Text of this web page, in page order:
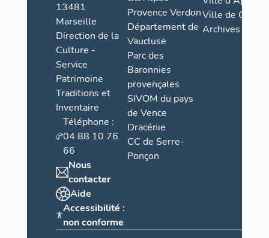
13481
Marseille
Direction de la
Culture -
Service
Patrimoine
Traditions et
Inventaire
Téléphone :
04 88 10 76
66
Nous
contacter
Aide
Accessibilité :
non conforme
Provence Verdon
Département de
Vaucluse
Parc des
Baronnies
provençales
SIVOM du pays
de Vence
Dracénie
CC de Serre-
Ponçon
Ville de
Archives